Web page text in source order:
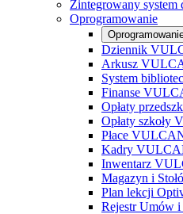
Zintegrowany system
Oprogramowanie
Dziennik
Arkusz
System
Finanse
Opłaty
Opłaty szkoły
Płace
Kadry
Inwentarz
Magazyn i
Plan lekcji
Rejestr Umów